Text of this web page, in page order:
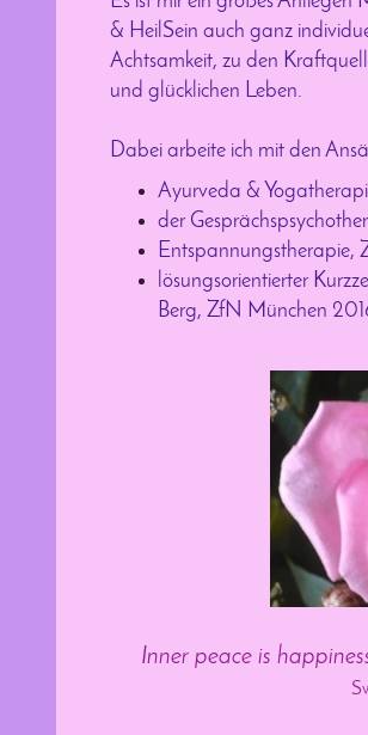
& HeilSein auch ganz
Achtsamkeit, zu den
und glücklichen Leben.
Dabei arbeite ich mit den
Ayurveda &
der
Entspannungstherapie,
lösungsorientierter
Berg, ZfN München
Inner peace is